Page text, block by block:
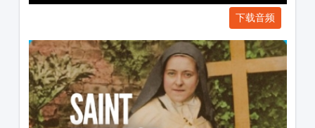
下载音频